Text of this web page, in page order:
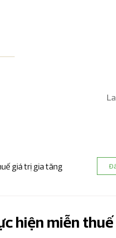
giá trị gia tăng
hiện miễn thuế